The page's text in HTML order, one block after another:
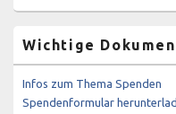
Wichtige
Infos zum Thema Spenden
Spendenformular